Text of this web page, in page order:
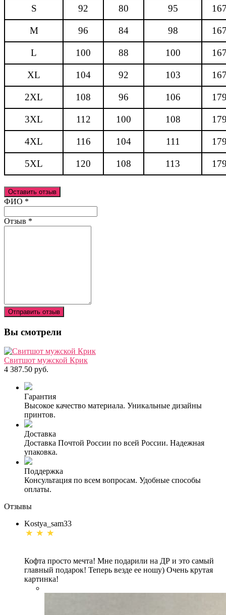
S 92 80 95
M 96 84 98
L 100 88 100
XL 104 92 103
2XL 108 96 106
3XL 112 100 108
4XL 116 104 111
5XL 120 108 113
Оставить отзыв
Ваш отзыв был отправлен!
ФИО *
Отзыв *
Отправить отзыв
Вы смотрели
Свитшот мужской Крик
4 387.50 руб.
Гарантия
Высокое качество материала. Уникальные дизайны
принтов.
Доставка
Доставка Почтой России по всей России. Надежная
упаковка.
Поддержка
Консультация по всем вопросам. Удобные способы
оплаты.
Отзывы
Kostya_sam33
Кофта просто мечта! Мне подарили на ДР и это самый
главный подарок! Теперь везде ее ношу) Очень крутая
картинка!